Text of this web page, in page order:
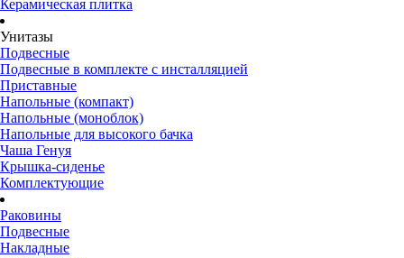
Керамическая плитка
Унитазы
Подвесные
Подвесные в комплекте с инсталляцией
Приставные
Напольные (компакт)
Напольные (моноблок)
Напольные для высокого бачка
Чаша Генуя
Крышка-сиденье
Комплектующие
Раковины
Подвесные
Накладные